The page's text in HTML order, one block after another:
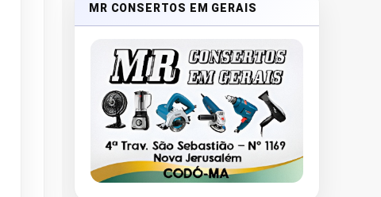
MR CONSERTOS EM GERAIS